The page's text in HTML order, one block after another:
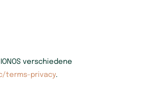
verschiedene
terms-privacy.